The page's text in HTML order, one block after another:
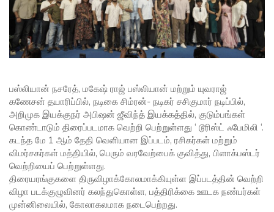
பஸ்லியான் நசரேத், மகேஷ் ராஜ் பஸ்லியான் மற்றும் யுவராஜ்
கணேசன் தயாரிப்பில், நடிகை சிம்ரன்- நடிகர் சசிகுமார் நடிப்பில்,
அறிமுக இயக்குநர் அபிஷன் ஜீவிந்த் இயக்கத்தில், குடும்பங்கள்
கொண்டாடும் திரைப்படமாக வெற்றி பெற்றுள்ளது ‘ டூரிஸ்ட் ஃபேமிலி ‘.
கடந்த மே 1 ஆம் தேதி வெளியான இப்படம், ரசிகர்கள் மற்றும்
விமர்சகர்கள் மத்தியில், பெரும் வரவேற்பைக் குவித்து, பிளாக்பஸ்டர்
வெற்றியைப் பெற்றுள்ளது.
திரையரங்குகளை திருவிழாக்கோலமாக்கியுள்ள இப்படத்தின் வெற்றி
விழா படக்குழுவினர் கலந்துகொள்ள, பத்திரிக்கை ஊடக நண்பர்கள்
முன்னிலையில், கோலாகலமாக நடைபெற்றது.